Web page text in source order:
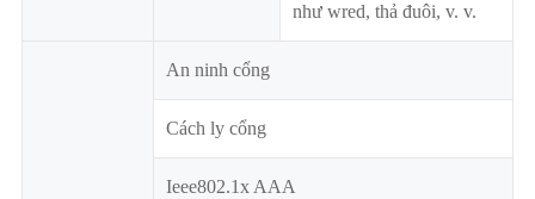
như wred, thả đuôi, v. v.
An ninh cổng
Cách ly cổng
Ieee802.1x AAA